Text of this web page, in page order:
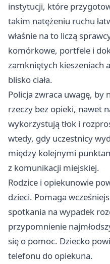
instytucji, które
takim natężeniu ruchu
właśnie na to liczą
komórkowe, portfele i
zamkniętych kieszeniach
blisko ciała.
Policja zwraca uwagę, by
rzeczy bez opieki, nawet
wykorzystują tłok i
wtedy, gdy uczestnicy
między kolejnymi
z komunikacji miejskiej.
Rodzice i opiekunowie
dzieci. Pomaga
spotkania na wypadek
przypomnienie
się o pomoc. Dziecko
telefonu do opiekuna.